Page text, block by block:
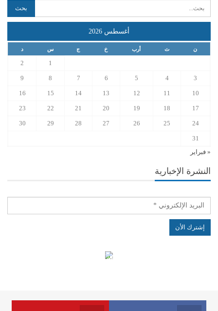
أغسطس 2026
ن ث أرب خ ج س د
1
2
3
4
5
6
7
8
9
10
11
12
13
14
15
16
17
18
19
20
21
22
23
24
25
26
27
28
29
30
31
« فبراير
النشرة الإخبارية
الهياكل الخاضعة لقانون النفاذ إلى المعلومة